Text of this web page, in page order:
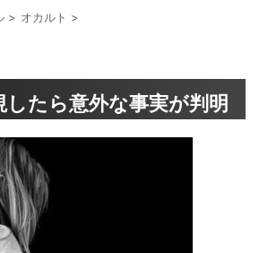
> オカルト >
したら意外な事実が判明